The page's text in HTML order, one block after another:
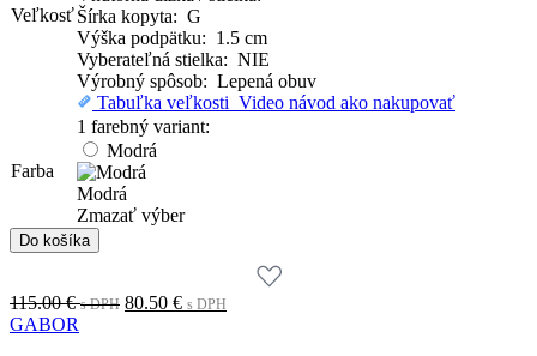
VeľkosťŠírka kopyta: G
Výška podpätku: 1.5 cm
Vyberateľná stielka: NIE
Výrobný spôsob: Lepená obuv
Tabuľka veľkosti Video návod ako nakupovať
Farba
1 farebný variant:
Modrá
Modrá
Zmazať výber
množstvo
Baleríny
Do košíka
115.00€s DPH Original
80.50 € s DPH
GABOR